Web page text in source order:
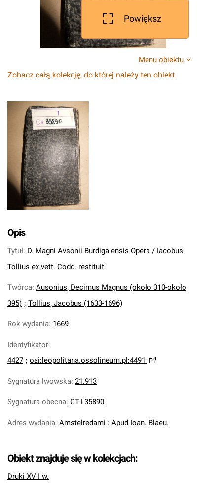
Powiększ
Menu obiektu
Zobacz całą kolekcję, do której należy ten obiekt
Opis
Tytuł: D. Magni Avsonii Burdigalensis Opera / Iacobus
Tollius ex vett. Codd. restituit.
Twórca: Ausonius, Decimus Magnus (około 310-około
395) ; Tollius, Jacobus (1633-1696)
Rok wydania: 1669
Identyfikator:
4427 ; oai:leopolitana.ossolineum.pl:4491
Sygnatura lwowska: 21.913
Sygnatura obecna: CT-I 35890
Adres wydania: Amstelredami : Apud Ioan. Blaeu.
Obiekt znajduje się w kolekcjach:
Druki XVII w.